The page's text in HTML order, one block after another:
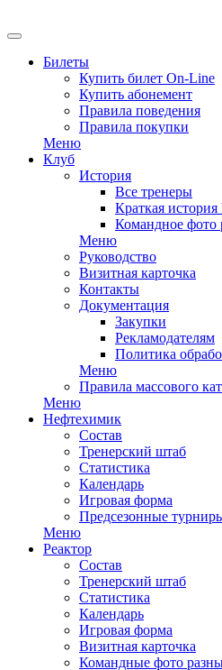
Билеты
Купить билет On-Line
Купить абонемент
Правила поведения
Правила покупки
Меню
Клуб
История
Все тренеры
Краткая история
Командное фото
Меню
Руководство
Визитная карточка
Контакты
Документация
Закупки
Рекламодателям
Политика
Меню
Правила массового
Меню
Нефтехимик
Состав
Тренерский штаб
Статистика
Календарь
Игровая форма
Предсезонные
Меню
Реактор
Состав
Тренерский штаб
Статистика
Календарь
Игровая форма
Визитная карточка
Командные фото